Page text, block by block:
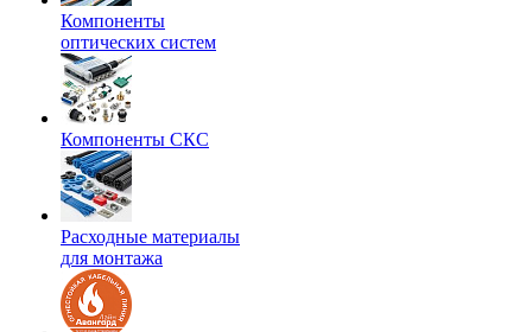
Компоненты
оптических систем
Компоненты СКС
Расходные материалы
для монтажа